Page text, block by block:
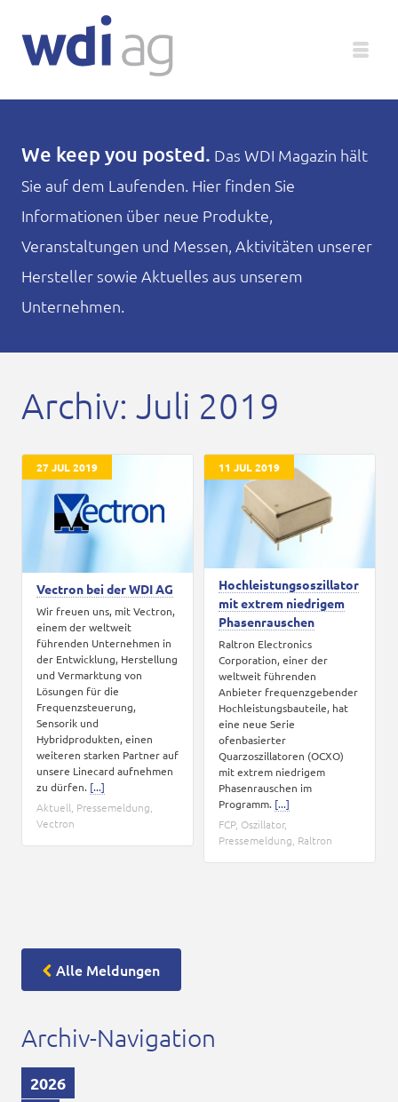
Unternehmen
Produkte
Service
Magazin
Karriere
We keep you posted. Das WDI Magazin hält
Sie auf dem Laufenden. Hier finden Sie
Informationen über neue Produkte,
Veranstaltungen und Messen, Aktivitäten unserer
Hersteller sowie Aktuelles aus unserem
Unternehmen.
Archiv: Juli 2019
27 JUL 2019
Vectron bei der WDI AG
Wir freuen uns, mit Vectron,
einem der weltweit
führenden Unternehmen in
der Entwicklung, Herstellung
und Vermarktung von
Lösungen für die
Frequenzsteuerung,
Sensorik und
Hybridprodukten, einen
weiteren starken Partner auf
unsere Linecard aufnehmen
zu dürfen. [...]
Aktuell Pressemeldung
Vectron
11 JUL 2019
Hochleistungsoszillator
mit extrem niedrigem
Phasenrauschen
Raltron Electronics
Corporation, einer der
weltweit führenden
Anbieter frequenzgebender
Hochleistungsbauteile, hat
eine neue Serie
ofenbasierter
Quarzoszillatoren (OCXO)
mit extrem niedrigem
Phasenrauschen im
Programm. [...]
FCP, Oszillator,
Pressemeldung Raltron
Alle Meldungen
Archiv-Navigation
2026